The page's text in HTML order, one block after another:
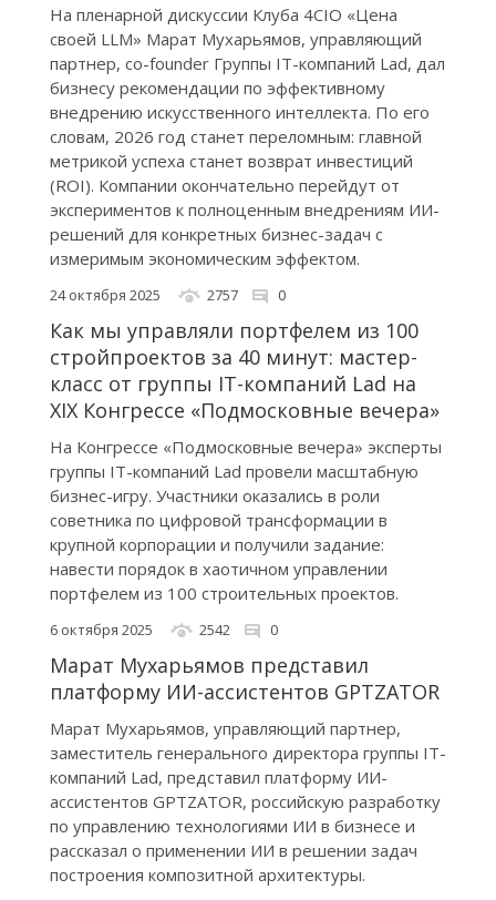
На пленарной дискуссии Клуба 4CIO «Цена
своей LLM» Марат Мухарьямов, управляющий
партнер, co-founder Группы IT-компаний Lad, дал
бизнесу рекомендации по эффективному
внедрению искусственного интеллекта. По его
словам, 2026 год станет переломным: главной
метрикой успеха станет возврат инвестиций
(ROI). Компании окончательно перейдут от
экспериментов к полноценным внедрениям ИИ-
решений для конкретных бизнес-задач с
измеримым экономическим эффектом.
24 октября 2025 2757 0
Как мы управляли портфелем из 100
стройпроектов за 40 минут: мастер-
класс от группы IT-компаний Lad на
XIX Конгрессе «Подмосковные вечера»
На Конгрессе «Подмосковные вечера» эксперты
группы IT-компаний Lad провели масштабную
бизнес-игру. Участники оказались в роли
советника по цифровой трансформации в
крупной корпорации и получили задание:
навести порядок в хаотичном управлении
портфелем из 100 строительных проектов.
6 октября 2025 2542 0
Марат Мухарьямов представил
платформу ИИ-ассистентов GPTZATOR
Марат Мухарьямов, управляющий партнер,
заместитель генерального директора группы IT-
компаний Lad, представил платформу ИИ-
ассистентов GPTZATOR, российскую разработку
по управлению технологиями ИИ в бизнесе и
рассказал о применении ИИ в решении задач
построения композитной архитектуры.